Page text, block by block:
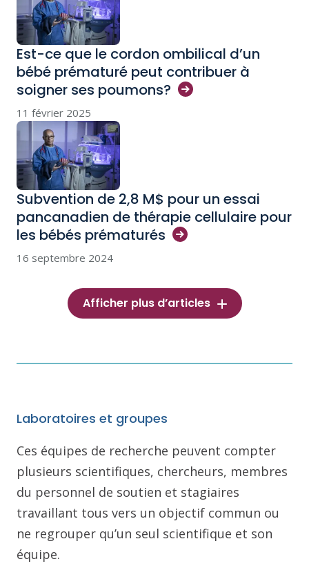
Est-ce que le cordon ombilical d’un
bébé prématuré peut contribuer à
soigner ses poumons?
11 février 2025
Subvention de 2,8 M$ pour un essai
pancanadien de thérapie cellulaire pour
les bébés prématurés
16 septembre 2024
Afficher plus d’articles
Laboratoires et groupes
Ces équipes de recherche peuvent compter
plusieurs scientifiques, chercheurs, membres
du personnel de soutien et stagiaires
travaillant tous vers un objectif commun ou
ne regrouper qu’un seul scientifique et son
équipe.